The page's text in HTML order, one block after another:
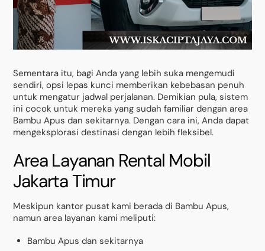
Sementara itu, bagi Anda yang lebih suka mengemudi
sendiri, opsi lepas kunci memberikan kebebasan penuh
untuk mengatur jadwal perjalanan. Demikian pula, sistem
ini cocok untuk mereka yang sudah familiar dengan area
Bambu Apus dan sekitarnya. Dengan cara ini, Anda dapat
mengeksplorasi destinasi dengan lebih fleksibel.
Area Layanan Rental Mobil
Jakarta Timur
Meskipun kantor pusat kami berada di Bambu Apus,
namun area layanan kami meliputi:
Bambu Apus dan sekitarnya